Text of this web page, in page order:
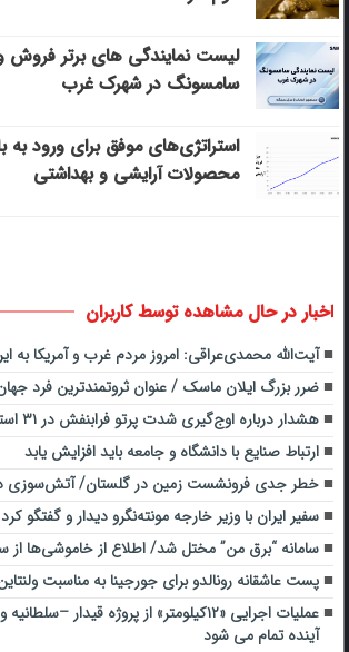
لیست نمایندگی های برتر فروش
سامسونگ در شهرک غرب
استراتژی‌های موفق برای ورود به
محصولات آرایشی و بهداشتی
اخبار در حال مشاهده توسط کاربران
آیت‌الله محمدی‌عراقی: امروز مردم غرب و آمریکا به
ضرر بزرگ ایلان ماسک / عنوان ثروتمندترین فرد
هشدار درباره اوج‌گیری شدت پرتو فرابنفش در ۳۱ استان
ارتباط صنایع با دانشگاه‌ و جامعه باید افزایش یابد
خطر جدی فرونشست زمین در گلستان/ ‌آتش‌سوزی
سفیر ایران با وزیر خارجه مونته‌نگرو دیدار و گفتگو کرد
سامانه “برق من” مختل شد/ اطلاع از خاموشی‌ها از
پست عاشقانه رونالدو برای جورجینا به مناسبت ولنتاین
عملیات اجرایی «۱۲کیلومتر» از پروژه قیدار
آینده تمام می شود